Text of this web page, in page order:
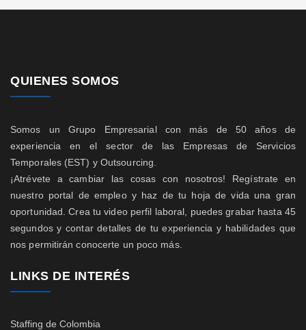
QUIENES SOMOS
Somos un Grupo Empresarial con más de 50 años de
experiencia en el sector de las Empresas de Servicios
Temporales (EST) y Outsourcing.
¡Atrévete a cambiar las cosas con nosotros! Regístrate en
nuestro portal de empleo y haz de tu hoja de vida una gran
oportunidad. Crea tu video perfil laboral, puedes grabar hasta 45
segundos y contar detalles de tu experiencia y habilidades que
nos permitirán conocerte un poco más.
LINKS DE INTERÉS
Staffing de Colombia